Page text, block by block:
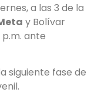
a las 3 de la
y Bolívar
ante
siguiente fase de